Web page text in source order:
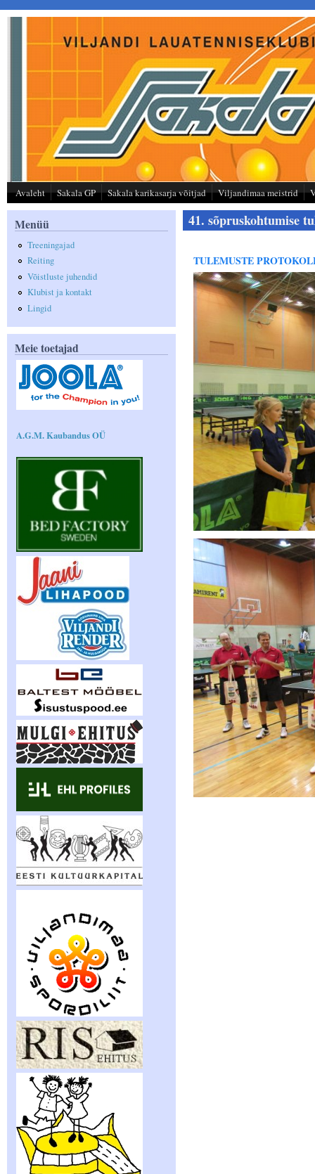
Liigu edasi põhisisu juurde
Avaleht Sakala GP Sakala karikasarja võitjad Viljandimaa meistrid
Menüü
Treeningajad
Reiting
Võistluste juhendid
Klubist ja kontakt
Lingid
Meie toetajad
A.G.M. Kaubandus OÜ
41. sõpruskohtumise
TULEMUSTE